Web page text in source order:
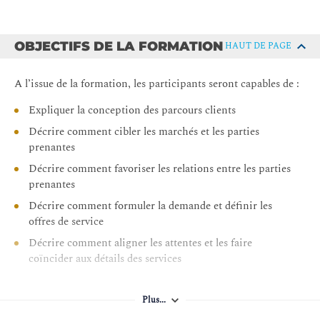
OBJECTIFS DE LA FORMATION HAUT DE PAGE
A l’issue de la formation, les participants seront capables de :
Expliquer la conception des parcours clients
Décrire comment cibler les marchés et les parties
prenantes
Décrire comment favoriser les relations entre les parties
prenantes
Décrire comment formuler la demande et définir les
offres de service
Décrire comment aligner les attentes et les faire
coïncider aux détails des services
Plus...